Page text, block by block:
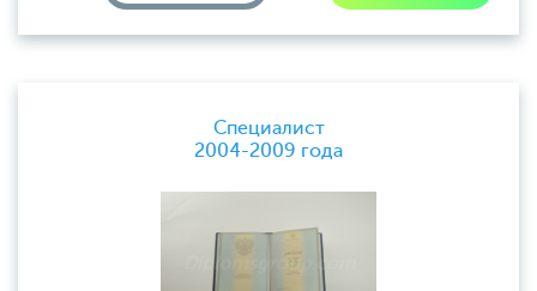
Специалист
2004-2009 года